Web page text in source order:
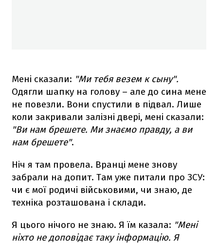
Мені сказали: "Ми тебя везем к сыну".
Одягли шапку на голову – але до сина мене
не повезли. Вони спустили в підвал. Лише
коли закривали залізні двері, мені сказали:
"Ви нам брешете. Ми знаємо правду, а ви
нам брешете".
Ніч я там провела. Вранці мене знову
забрали на допит. Там уже питали про ЗСУ:
чи є мої родичі військовими, чи знаю, де
техніка розташована і склади.
Я цього нічого не знаю. Я їм казала: "Мені
ніхто не доповідає таку інформацію. Я